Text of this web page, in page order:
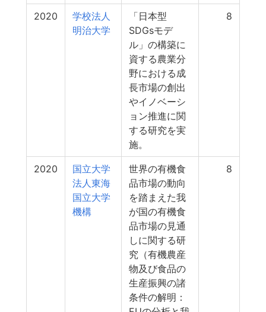
2020
学校法人
明治大学
「日本型
SDGsモデ
ル」の構築に
資する農業分
野における成
長市場の創出
やイノベーシ
ョン推進に関
する研究を実
施。
8
2020
国立大学
法人東海
国立大学
機構
世界の有機食
品市場の動向
を踏まえた我
が国の有機食
品市場の見通
しに関する研
究（有機農産
物及び食品の
生産振興の諸
条件の解明：
8